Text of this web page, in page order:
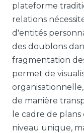
plateforme
relations
d'entités
des doublons
fragmentation
permet de
de manière
le cadre de
niveau unique,